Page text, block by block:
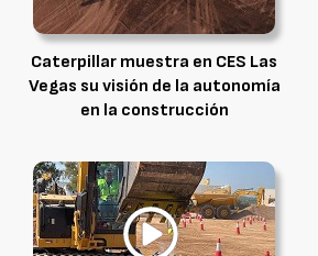
Caterpillar muestra en CES Las
Vegas su visión de la autonomía
en la construcción